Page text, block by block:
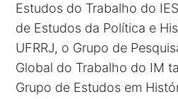
Estudos do Trabalho do
de Estudos da Política e
UFRRJ, o Grupo de
Global do Trabalho do IM
Grupo de Estudos em